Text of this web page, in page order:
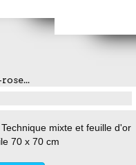
Les
Le chat et l'ange
qui avait décidé
mixte et feuille d'or
70 x 70 cm